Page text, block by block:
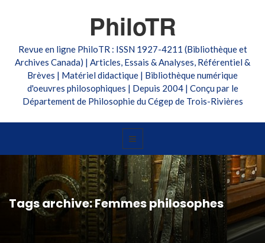
PhiloTR
Revue en ligne PhiloTR : ISSN 1927-4211 (Bibliothèque et
Archives Canada) | Articles, Essais & Analyses, Référentiel &
Brèves | Matériel didactique | Bibliothèque numérique
d'oeuvres philosophiques | Depuis 2004 | Conçu par le
Département de Philosophie du Cégep de Trois-Rivières
Tags archive: Femmes philosophes